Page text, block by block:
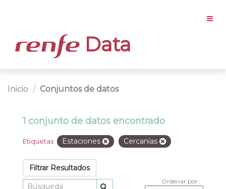
Data
Inicio Conjuntos de datos
1 conjunto de datos encontrado
Etiquetas: Estaciones Cercanías
Filtrar Resultados
Ordenar por